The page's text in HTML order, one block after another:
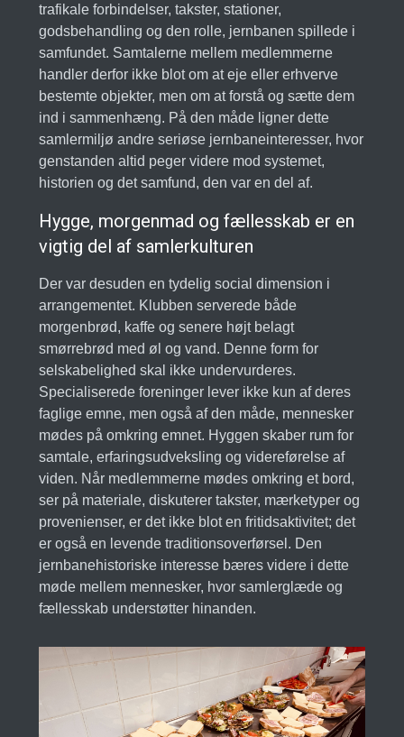
trafikale forbindelser, takster, stationer,
godsbehandling og den rolle, jernbanen spillede i
samfundet. Samtalerne mellem medlemmerne
handler derfor ikke blot om at eje eller erhverve
bestemte objekter, men om at forstå og sætte dem
ind i sammenhæng. På den måde ligner dette
samlermiljø andre seriøse jernbaneinteresser, hvor
genstanden altid peger videre mod systemet,
historien og det samfund, den var en del af.
Hygge, morgenmad og fællesskab er en
vigtig del af samlerkulturen
Der var desuden en tydelig social dimension i
arrangementet. Klubben serverede både
morgenbrød, kaffe og senere højt belagt
smørrebrød med øl og vand. Denne form for
selskabelighed skal ikke undervurderes.
Specialiserede foreninger lever ikke kun af deres
faglige emne, men også af den måde, mennesker
mødes på omkring emnet. Hyggen skaber rum for
samtale, erfaringsudveksling og videreførelse af
viden. Når medlemmerne mødes omkring et bord,
ser på materiale, diskuterer takster, mærketyper og
provenienser, er det ikke blot en fritidsaktivitet; det
er også en levende traditionsoverførsel. Den
jernbanehistoriske interesse bæres videre i dette
møde mellem mennesker, hvor samlerglæde og
fællesskab understøtter hinanden.